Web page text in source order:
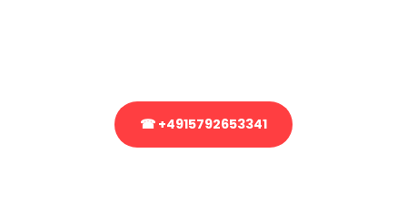
☎ +4915792653341